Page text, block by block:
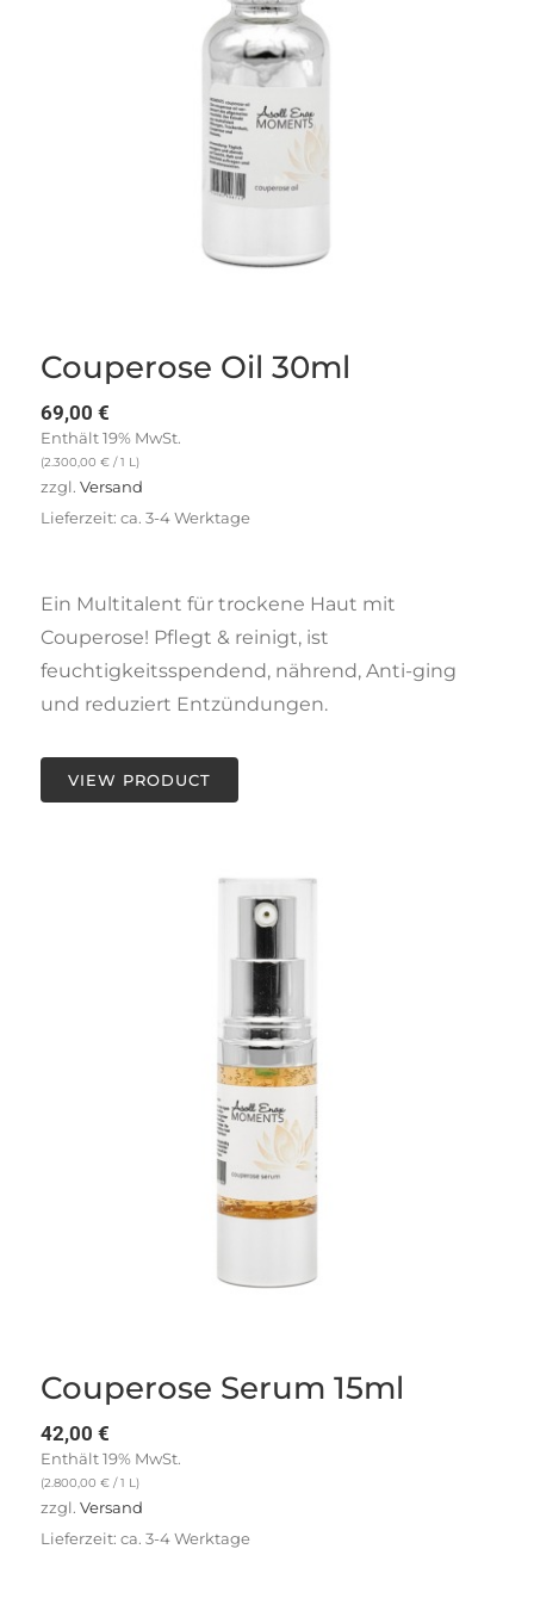
Couperose Oil 30ml
69,00€
Enthält 19% MwSt.
(2.300,00€ / 1 L)
zzgl.Versand
Lieferzeit: ca. 3-4 Werktage
Ein Multitalent für trockene Haut mit
Couperose! Pflegt & reinigt, ist
feuchtigkeitsspendend, nährend, Anti-ging
und reduziert Entzündungen.
VIEW PRODUCT
Couperose Serum 15ml
42,00€
Enthält 19% MwSt.
(2.800,00€ / 1 L)
zzgl.Versand
Lieferzeit: ca. 3-4 Werktage